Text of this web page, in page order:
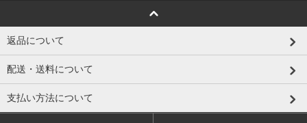
返品について
配送・送料について
支払い方法について